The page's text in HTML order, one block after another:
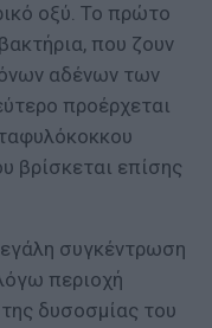
οξύ. Το πρώτο
που ζουν
αδένων των
προέρχεται
βρίσκεται επίσης
συγκέντρωση
περιοχή
δυσοσμίας του